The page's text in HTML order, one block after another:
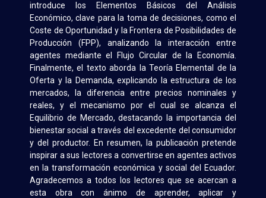
introduce los Elementos Básicos del Análisis
Económico, clave para la toma de decisiones, como el
Coste de Oportunidad y la Frontera de Posibilidades de
Producción (FPP), analizando la interacción entre
agentes mediante el Flujo Circular de la Economía.
Finalmente, el texto aborda la Teoría Elemental de la
Oferta y la Demanda, explicando la estructura de los
mercados, la diferencia entre precios nominales y
reales, y el mecanismo por el cual se alcanza el
Equilibrio de Mercado, destacando la importancia del
bienestar social a través del excedente del consumidor
y del productor. En resumen, la publicación pretende
inspirar a sus lectores a convertirse en agentes activos
en la transformación económica y social del Ecuador.
Agradecemos a todos los lectores que se acercan a
esta obra con ánimo de aprender, aplicar y